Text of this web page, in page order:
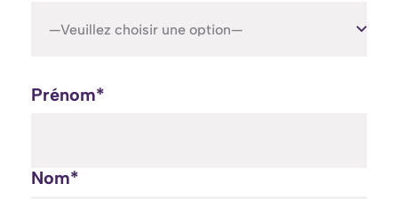
—Veuillez choisir une option—
Prénom*
Nom*